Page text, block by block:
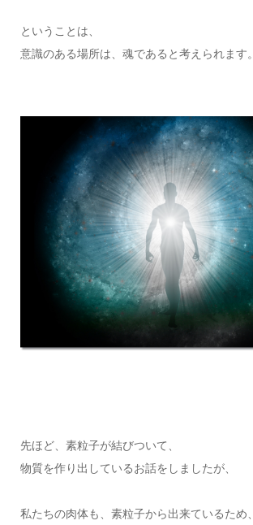
ということは、
意識のある場所は、魂であると考えられます。
先ほど、素粒子が結びついて、
物質を作り出しているお話をしましたが、
私たちの肉体も、素粒子から出来ているため、